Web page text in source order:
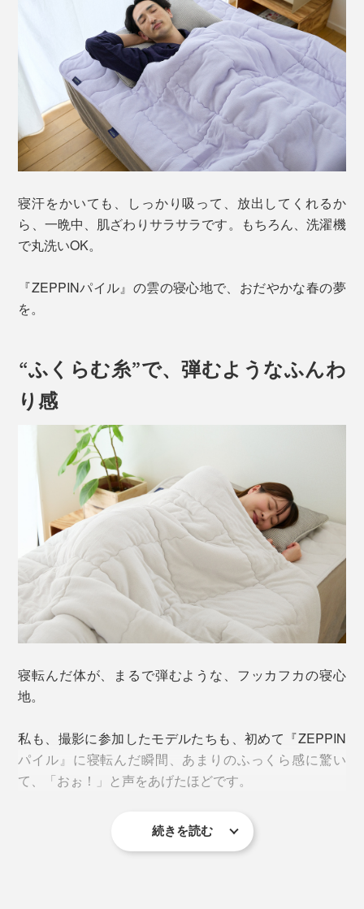
寝汗をかいても、しっかり吸って、放出してくれるか
ら、一晩中、肌ざわりサラサラです。もちろん、洗濯機
で丸洗いOK。
『ZEPPINパイル』の雲の寝心地で、おだやかな春の夢
を。
“ふくらむ糸”で、弾むようなふんわ
り感
寝転んだ体が、まるで弾むような、フッカフカの寝心
地。
私も、撮影に参加したモデルたちも、初めて『ZEPPIN
パイル』に寝転んだ瞬間、あまりのふっくら感に驚い
て、「おぉ！」と声をあげたほどです。
しかも、“おだやかな春”のように、心地よい暖かさ。暖
続きを読む